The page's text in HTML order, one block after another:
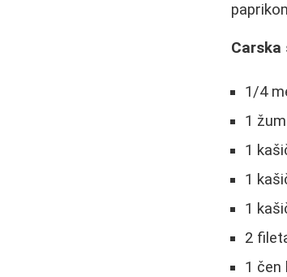
Carska
1/4
1
1
1
1
2
1 čen